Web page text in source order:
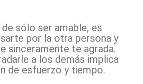
sólo ser amable, es
por la otra persona y
sinceramente te agrada.
a los demás implica
de esfuerzo y tiempo.